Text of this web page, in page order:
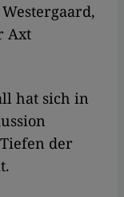
Axt
hat sich in
der